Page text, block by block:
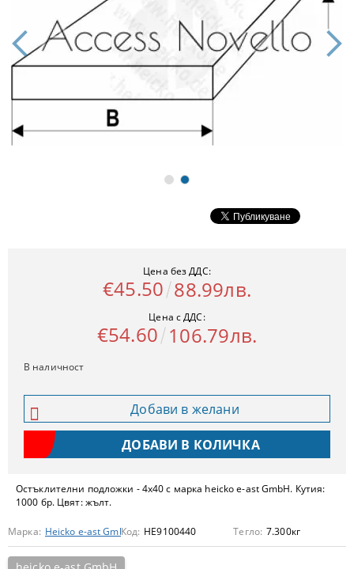
Остъклителни подложки - 4х40 с марка heicko e-ast GmbH. Кутия:
1000 бр. Цвят: жълт.
Марка: Heicko e-ast GmbH
Код: HE9100440 Тегло: 7.300кг
Цена без ДДС:
€45.50 88.99лв.
Цена с ДДС:
€54.60 106.79лв.
В наличност
Добави в желани